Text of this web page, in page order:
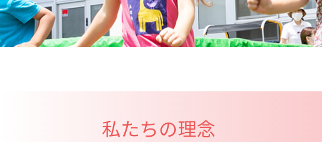
私たちの理念